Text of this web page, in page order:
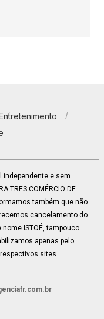
independente e sem
TRES COMÉRCIO DE
também que não
cancelamento do
ISTOÉ, tampouco
apenas pelo
sites.